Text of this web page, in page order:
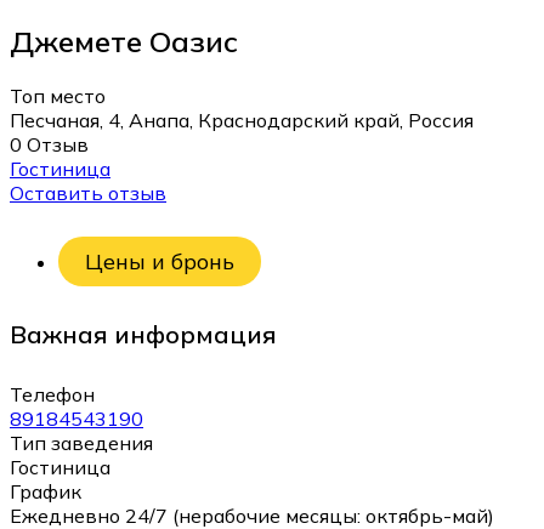
Джемете Оазис
Топ место
Песчаная, 4, Анапа, Краснодарский край, Россия
0 Отзыв
Гостиница
Оставить отзыв
Цены и бронь
Важная информация
Телефон
89184543190
Тип заведения
Гостиница
График
Ежедневно 24/7 (нерабочие месяцы: октябрь-май)